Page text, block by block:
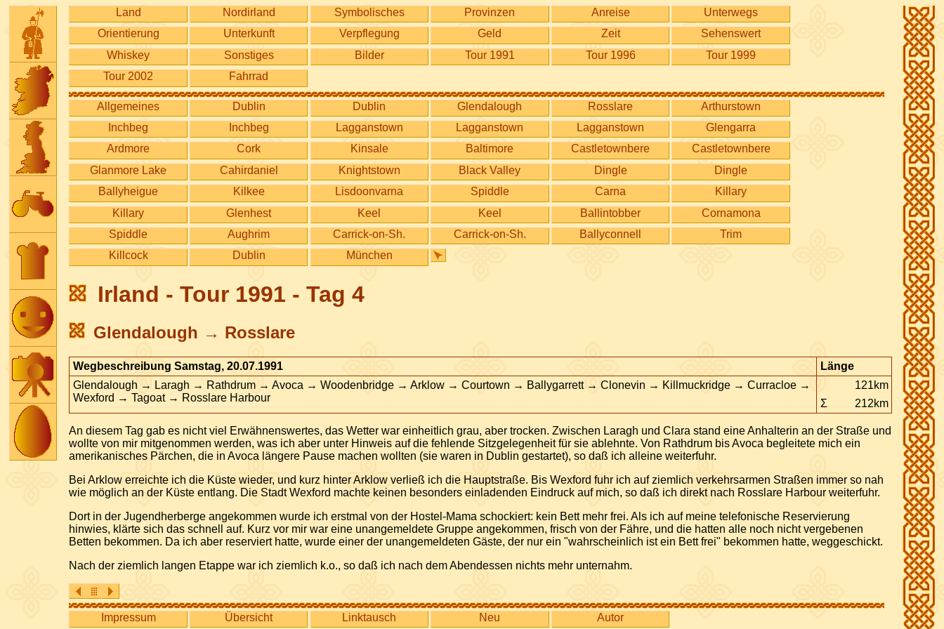
Land Nordirland Symbolisches Provinzen Anreise
Unterwegs
Orientierung
Unterkunft Verpflegung Geld Zeit
Sehenswert
Whiskey
Sonstiges Bilder Tour 1991 Tour 1996
Tour 1999
Tour 2002
Fahrrad
Allgemeines Dublin Dublin Glendalough Rosslare
Arthurstown
Inchbeg
Inchbeg Lagganstown Lagganstown Lagganstown
Glengarra
Ardmore
Cork Kinsale Baltimore Castletownbere
Castletownbere
Glanmore Lake
Cahirdaniel Knightstown Black Valley Dingle
Dingle
Ballyheigue
Kilkee Lisdoonvarna Spiddle Carna
Killary
Killary
Glenhest Keel Keel Ballintobber
Cornamona
Spiddle
Aughrim Carrick-on-Sh. Carrick-on-Sh. Ballyconnell
Trim
Killcock
Dublin München
Irland - Tour 1991 - Tag 4
Glendalough → Rosslare
Wegbeschreibung Samstag, 20.07.1991
Länge
Glendalough → Laragh → Rathdrum → Avoca → Woodenbridge → Arklow → Courtown → Ballygarrett → Clonevin → Killmuckridge → Curracloe →
Wexford → Tagoat → Rosslare Harbour
121km
Σ
212km
An diesem Tag gab es nicht viel Erwähnenswertes, das Wetter war einheitlich grau, aber trocken. Zwischen Laragh und Clara stand eine Anhalterin an der Straße und
wollte von mir mitgenommen werden, was ich aber unter Hinweis auf die fehlende Sitzgelegenheit für sie ablehnte. Von Rathdrum bis Avoca begleitete mich ein
amerikanisches Pärchen, die in Avoca längere Pause machen wollten (sie waren in Dublin gestartet), so daß ich alleine weiterfuhr.
Bei Arklow erreichte ich die Küste wieder, und kurz hinter Arklow verließ ich die Hauptstraße. Bis Wexford fuhr ich auf ziemlich verkehrsarmen Straßen immer so nah
wie möglich an der Küste entlang. Die Stadt Wexford machte keinen besonders einladenden Eindruck auf mich, so daß ich direkt nach Rosslare Harbour weiterfuhr.
Dort in der Jugendherberge angekommen wurde ich erstmal von der Hostel-Mama schockiert: kein Bett mehr frei. Als ich auf meine telefonische Reservierung
hinwies, klärte sich das schnell auf. Kurz vor mir war eine unangemeldete Gruppe angekommen, frisch von der Fähre, und die hatten alle noch nicht vergebenen
Betten bekommen. Da ich aber reserviert hatte, wurde einer der unangemeldeten Gäste, der nur ein "wahrscheinlich ist ein Bett frei" bekommen hatte, weggeschickt.
Nach der ziemlich langen Etappe war ich ziemlich k.o., so daß ich nach dem Abendessen nichts mehr unternahm.
Impressum Übersicht Linktausch Neu Autor